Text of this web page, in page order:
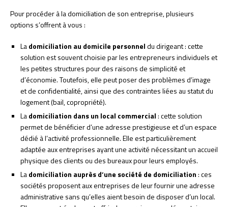
Pour procéder à la domiciliation de son entreprise, plusieurs
options s’offrent à vous :
Ladomiciliation au domicile personneldu dirigeant : cette
solution est souvent choisie par les entrepreneurs individuels et
les petites structures pour des raisons de simplicité et
d’économie. Toutefois, elle peut poser des problèmes d’image
et de confidentialité, ainsi que des contraintes liées au statut du
logement (bail, copropriété).
Ladomiciliation dans un local commercial: cette solution
permet de bénéficier d’une adresse prestigieuse et d’un espace
dédié à l’activité professionnelle. Elle est particulièrement
adaptée aux entreprises ayant une activité nécessitant un accueil
physique des clients ou des bureaux pour leurs employés.
Ladomiciliation auprès d’une société de domiciliation: ces
sociétés proposent aux entreprises de leur fournir une adresse
administrative sans qu’elles aient besoin de disposer d’un local.